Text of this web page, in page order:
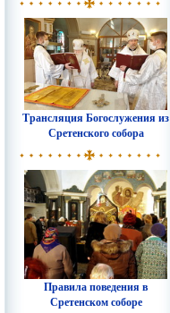
Трансляция Богослужения из
Сретенского собора
Правила поведения в
Сретенском соборе